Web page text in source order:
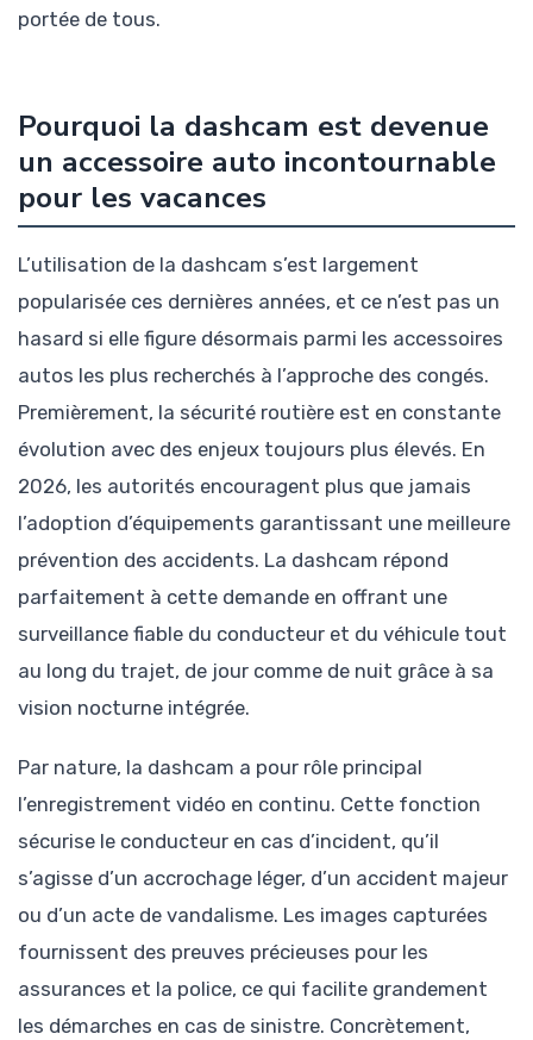
portée de tous.
Pourquoi la dashcam est devenue
un accessoire auto incontournable
pour les vacances
L’utilisation de la dashcam s’est largement
popularisée ces dernières années, et ce n’est pas un
hasard si elle figure désormais parmi les accessoires
autos les plus recherchés à l’approche des congés.
Premièrement, la sécurité routière est en constante
évolution avec des enjeux toujours plus élevés. En
2026, les autorités encouragent plus que jamais
l’adoption d’équipements garantissant une meilleure
prévention des accidents. La dashcam répond
parfaitement à cette demande en offrant une
surveillance fiable du conducteur et du véhicule tout
au long du trajet, de jour comme de nuit grâce à sa
vision nocturne intégrée.
Par nature, la dashcam a pour rôle principal
l’enregistrement vidéo en continu. Cette fonction
sécurise le conducteur en cas d’incident, qu’il
s’agisse d’un accrochage léger, d’un accident majeur
ou d’un acte de vandalisme. Les images capturées
fournissent des preuves précieuses pour les
assurances et la police, ce qui facilite grandement
les démarches en cas de sinistre. Concrètement,